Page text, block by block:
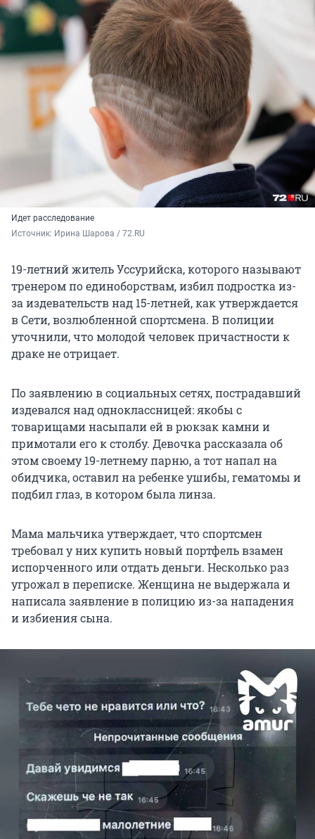
Идет расследование
Источник: Ирина Шарова / 72.RU
19-летний житель Уссурийска, которого называют
тренером по единоборствам, избил подростка из-
за издевательств над 15-летней, как утверждается
в Сети, возлюбленной спортсмена. В полиции
уточнили, что молодой человек причастности к
драке не отрицает.
По заявлению в социальных сетях, пострадавший
издевался над одноклассницей: якобы с
товарищами насыпали ей в рюкзак камни и
примотали его к столбу. Девочка рассказала об
этом своему 19-летнему парню, а тот напал на
обидчика, оставил на ребенке ушибы, гематомы и
подбил глаз, в котором была линза.
Мама мальчика утверждает, что спортсмен
требовал у них купить новый портфель взамен
испорченного или отдать деньги. Несколько раз
угрожал в переписке. Женщина не выдержала и
написала заявление в полицию из-за нападения
и избиения сына.